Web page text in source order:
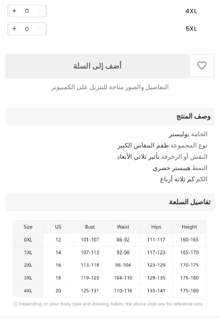
4XL
0
5XL
0
أضف إلى السلة
التفاصيل والصور متاحة للتنزيل على الكمبيوتر
وصف المنتج
الخامة:بوليستر
نوع المجموعة:طقم المقاس الكبير
النقش أو الزخرفة:تأثير ثلاثي الأبعاد
النمط:هيبستر حضري
الكم:كم ثلاثة أرباع
تفاصيل السلعة